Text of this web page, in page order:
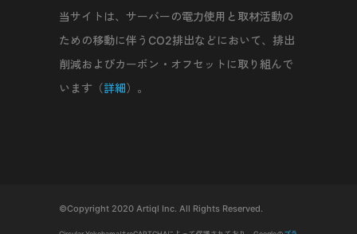
当サイトは、サーバーの電力使用と取材活動の
ための移動に伴うCO2排出などにおいて、排出
削減およびカーボン・オフセットに取り組んで
います（詳細）。
©Copyright 2020 Artiql Inc. All Rights Reserved.